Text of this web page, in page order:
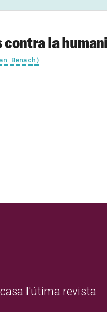
contra la
Benach)
l'útima revista